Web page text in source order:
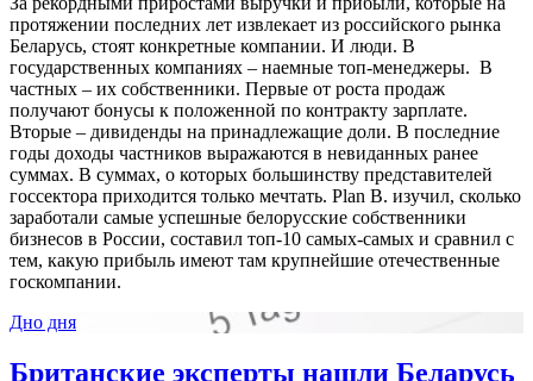
протяжении последних лет извлекает из российского рынка
Беларусь, стоят конкретные компании. И люди. В
государственных компаниях – наемные топ-менеджеры. В
частных – их собственники. Первые от роста продаж
получают бонусы к положенной по контракту зарплате.
Вторые – дивиденды на принадлежащие доли. В последние
годы доходы частников выражаются в невиданных ранее
суммах. В суммах, о которых большинству представителей
госсектора приходится только мечтать. Plan B. изучил, сколько
заработали самые успешные белорусские собственники
бизнесов в России, составил топ-10 самых-самых и сравнил с
тем, какую прибыль имеют там крупнейшие отечественные
госкомпании.
Дно дня
Британские эксперты нашли Беларусь